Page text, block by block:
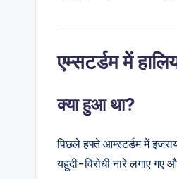
एम्सटर्डममें
क्या हुआ था?
पिछले हफ्ते आम्स्टर्डम में
यहूदी-विरोधी नारे लगाए गए